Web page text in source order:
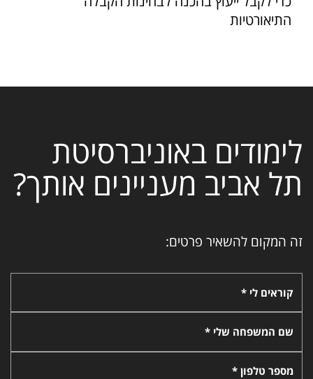
התיאורטיות
לימודים באוניברסיטת
תל אביב מעניינים אותך?
זה המקום להשאיר פרטים:
קוראים לי *
שם המשפחה שלי *
מספר טלפון *